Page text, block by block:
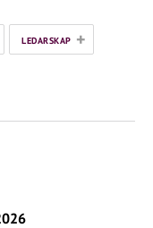
LEDARSKAP +